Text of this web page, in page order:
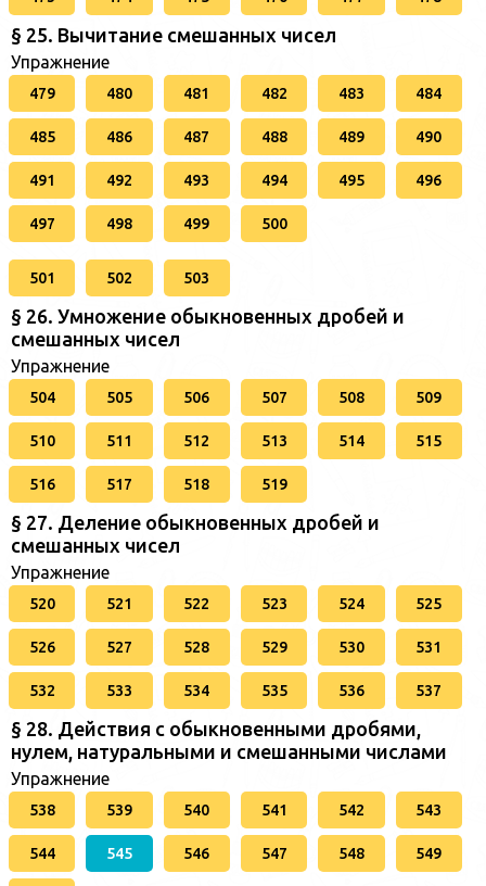
§ 25. Вычитание смешанных чисел
Упражнение
479 480 481 482 483 484
485 486 487 488 489 490
491 492 493 494 495 496
497 498 499 500
501 502 503
§ 26. Умножение обыкновенных дробей и
смешанных чисел
Упражнение
504 505 506 507 508 509
510 511 512 513 514 515
516 517 518 519
§ 27. Деление обыкновенных дробей и
смешанных чисел
Упражнение
520 521 522 523 524 525
526 527 528 529 530 531
532 533 534 535 536 537
§ 28. Действия с обыкновенными дробями,
нулем, натуральными и смешанными числами
Упражнение
538 539 540 541 542 543
544 545 546 547 548 549